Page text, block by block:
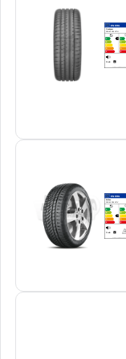
ENERG
Goodyear
235/60 R19 107H
A A
B
C
D
E
A
B
C
D
E
70 dB
ENERG
Falken
235/60 R19 107V
A
B
C C
D
E
A
B
C
D
E
71 dB